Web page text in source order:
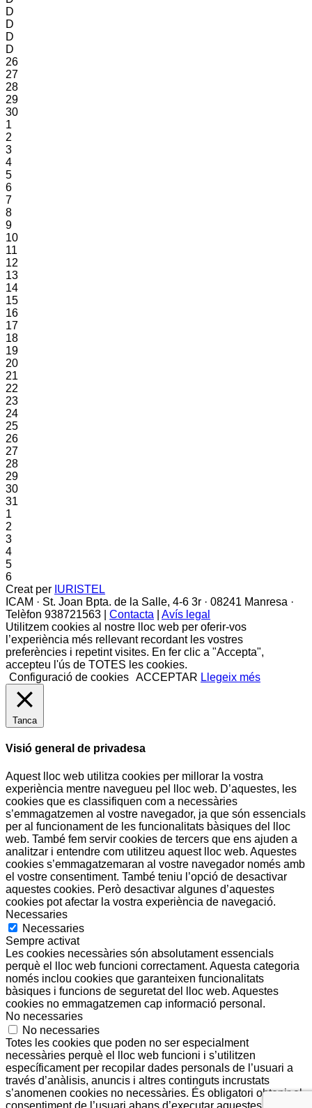
D
D
D
D
26
27
28
29
30
1
2
3
4
5
6
7
8
9
10
11
12
13
14
15
16
17
18
19
20
21
22
23
24
25
26
27
28
29
30
31
1
2
3
4
5
6
Creat per IURISTEL
ICAM · St. Joan Bpta. de la Salle, 4-6 3r · 08241 Manresa ·
Telèfon 938721563 | Contacta
Avís legal
Utilitzem cookies al nostre lloc web per oferir-vos
l’experiència més rellevant recordant les vostres
preferències i repetint visites. En fer clic a "Accepta",
accepteu l'ús de TOTES les cookies.
Configuració de cookies ACCEPTAR Llegeix més
Tanca
Visió general de privadesa
Aquest lloc web utilitza cookies per millorar la vostra
experiència mentre navegueu pel lloc web. D’aquestes, les
cookies que es classifiquen com a necessàries
s’emmagatzemen al vostre navegador, ja que són essencials
per al funcionament de les funcionalitats bàsiques del lloc
web. També fem servir cookies de tercers que ens ajuden a
analitzar i entendre com utilitzeu aquest lloc web. Aquestes
cookies s’emmagatzemaran al vostre navegador només amb
el vostre consentiment. També teniu l’opció de desactivar
aquestes cookies. Però desactivar algunes d’aquestes
cookies pot afectar la vostra experiència de navegació.
Necessaries
Necessaries
Sempre activat
Les cookies necessàries són absolutament essencials
perquè el lloc web funcioni correctament. Aquesta categoria
només inclou cookies que garanteixen funcionalitats
bàsiques i funcions de seguretat del lloc web. Aquestes
cookies no emmagatzemen cap informació personal.
No necessaries
No necessaries
Totes les cookies que poden no ser especialment
necessàries perquè el lloc web funcioni i s’utilitzen
específicament per recopilar dades personals de l’usuari a
través d’anàlisis, anuncis i altres continguts incrustats
s’anomenen cookies no necessàries. És obligatori obtenir el
consentiment de l’usuari abans d’executar aquestes cookies